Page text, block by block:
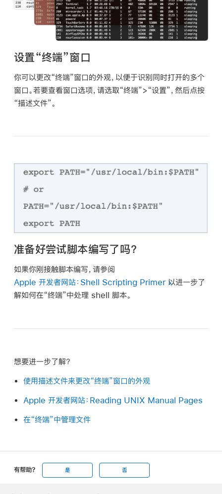
设置“终端”窗口
你可以更改“终端”窗口的外观，以便于识别同时打开的多个
窗口。若要查看窗口选项，请选取“终端”>“设置”，然后点按
“描述文件”。
准备好尝试脚本编写了吗？
如果你刚接触脚本编写，请参阅
Apple 开发者网站：Shell Scripting Primer 以进一步了
解如何在“终端”中处理 shell 脚本。
想要进一步了解？
使用描述文件来更改“终端”窗口的外观
Apple 开发者网站：Reading UNIX Manual Pages
在“终端”中管理文件
有帮助? 是 否